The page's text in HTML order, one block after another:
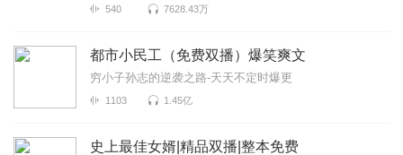
540 7628.43万
都市小民工（免费双播）爆笑爽文
穷小子孙志的逆袭之路-天天不定时爆更
1103 1.45亿
史上最佳女婿|精品双播|整本免费